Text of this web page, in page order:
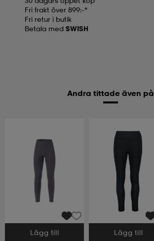
Fri frakt över 899:-*
Fri retur i butik
Betala med SWISH
Andra tittade även på
Välj storlek
Lägg till Välj storlek
Lägg till